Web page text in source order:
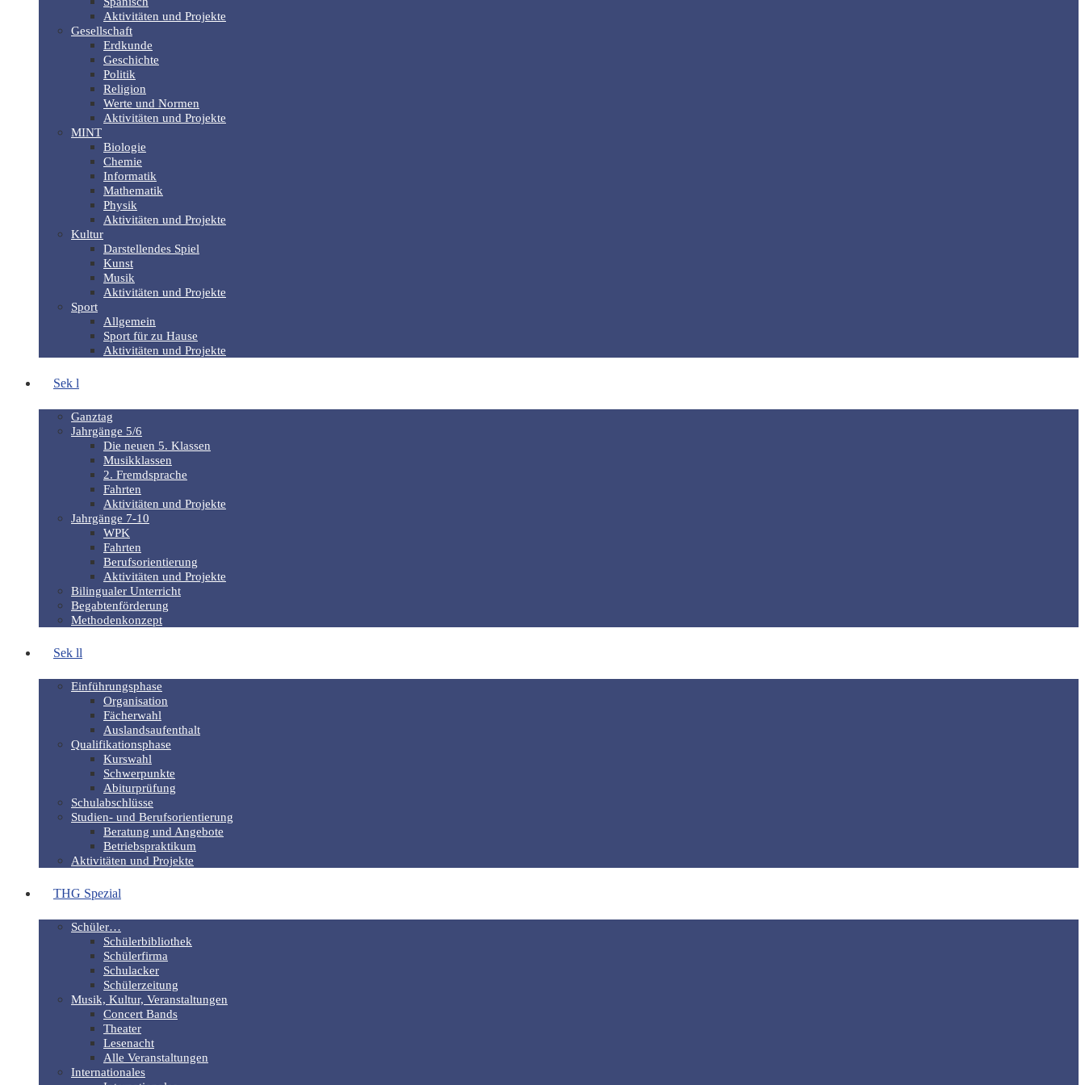
Aktivitäten und Projekte
Gesellschaft
Erdkunde
Geschichte
Politik
Religion
Werte und Normen
Aktivitäten und Projekte
MINT
Biologie
Chemie
Informatik
Mathematik
Physik
Aktivitäten und Projekte
Kultur
Darstellendes Spiel
Kunst
Musik
Aktivitäten und Projekte
Sport
Allgemein
Sport für zu Hause
Aktivitäten und Projekte
Sek l
Ganztag
Jahrgänge 5/6
Die neuen 5. Klassen
Musikklassen
2. Fremdsprache
Fahrten
Aktivitäten und Projekte
Jahrgänge 7-10
WPK
Fahrten
Berufsorientierung
Aktivitäten und Projekte
Bilingualer Unterricht
Begabtenförderung
Methodenkonzept
Sek ll
Einführungsphase
Organisation
Fächerwahl
Auslandsaufenthalt
Qualifikationsphase
Kurswahl
Schwerpunkte
Abiturprüfung
Schulabschlüsse
Studien- und Berufsorientierung
Beratung und Angebote
Betriebspraktikum
Aktivitäten und Projekte
THG Spezial
Schüler…
Schülerbibliothek
Schülerfirma
Schulacker
Schülerzeitung
Musik, Kultur, Veranstaltungen
Concert Bands
Theater
Lesenacht
Alle Veranstaltungen
Internationales